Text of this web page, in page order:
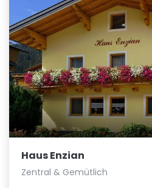
Haus Enzian
Zentral & Gemütlich